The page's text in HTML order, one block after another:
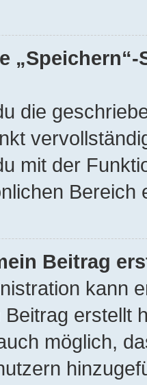
die
mit der
Bereich
Beitrag
kann
Beitrag erstellt
möglich,